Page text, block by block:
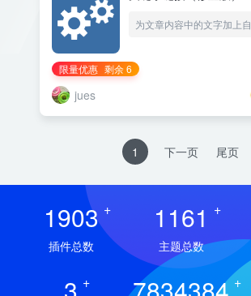
为文章内容中的文字加上
限量优惠 剩余 6
jues
1 下一页 尾页
1903 +
插件总数
1161 +
主题总数
+ +